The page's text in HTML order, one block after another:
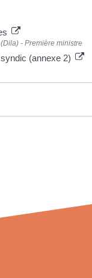
- Première ministre
(annexe 2)